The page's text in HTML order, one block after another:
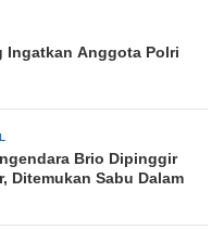
Ingatkan Anggota Polri
Brio Dipinggir
Ditemukan Sabu Dalam